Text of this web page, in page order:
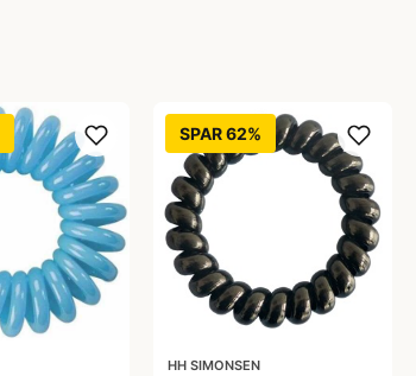
SPAR 62%
HH SIMONSEN